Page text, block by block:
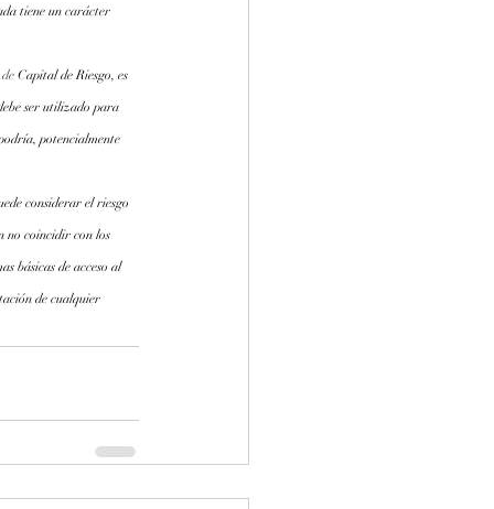
tiene un carácter
Capital de Riesgo, es
ser utilizado para
potencialmente
considerar el riesgo
no coincidir con los
básicas de acceso al
de cualquier